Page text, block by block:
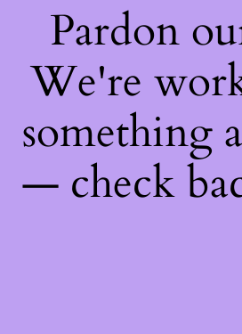
Pardon
We're
something
— check